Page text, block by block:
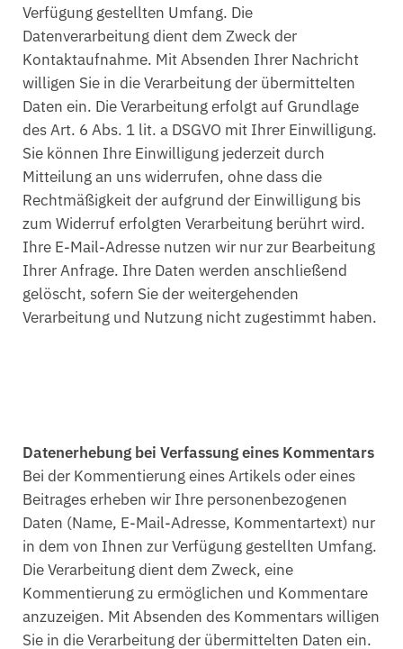
Verfügung gestellten Umfang. Die
Datenverarbeitung dient dem Zweck der
Kontaktaufnahme. Mit Absenden Ihrer Nachricht
willigen Sie in die Verarbeitung der übermittelten
Daten ein. Die Verarbeitung erfolgt auf Grundlage
des Art. 6 Abs. 1 lit. a DSGVO mit Ihrer Einwilligung.
Sie können Ihre Einwilligung jederzeit durch
Mitteilung an uns widerrufen, ohne dass die
Rechtmäßigkeit der aufgrund der Einwilligung bis
zum Widerruf erfolgten Verarbeitung berührt wird.
Ihre E-Mail-Adresse nutzen wir nur zur Bearbeitung
Ihrer Anfrage. Ihre Daten werden anschließend
gelöscht, sofern Sie der weitergehenden
Verarbeitung und Nutzung nicht zugestimmt haben.
Datenerhebung bei Verfassung eines Kommentars
Bei der Kommentierung eines Artikels oder eines
Beitrages erheben wir Ihre personenbezogenen
Daten (Name, E-Mail-Adresse, Kommentartext) nur
in dem von Ihnen zur Verfügung gestellten Umfang.
Die Verarbeitung dient dem Zweck, eine
Kommentierung zu ermöglichen und Kommentare
anzuzeigen. Mit Absenden des Kommentars willigen
Sie in die Verarbeitung der übermittelten Daten ein.